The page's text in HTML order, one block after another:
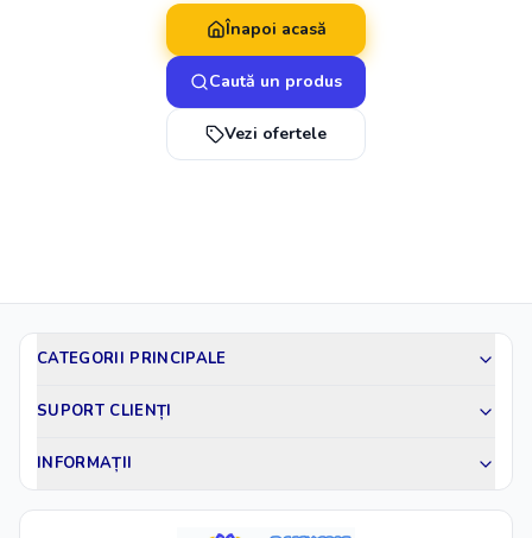
Înapoi acasă
Caută un produs
Vezi ofertele
CATEGORII PRINCIPALE
SUPORT CLIENȚI
INFORMAȚII